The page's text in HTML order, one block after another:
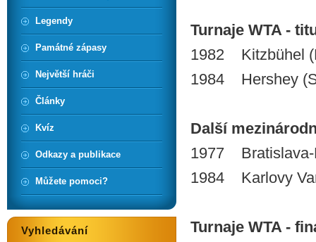
Turnaje WTA -
1982 Kitzbühel
1984 Hershey
Další
1977 Bratislava-
1984 Karlovy
Turnaje WTA -
Legendy
Památné zápasy
Největší hráči
Články
Kvíz
Odkazy a publikace
Můžete pomoci?
Vyhledávání